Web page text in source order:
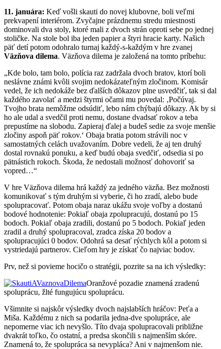
11. januára: Keď vošli skauti do novej klubovne, boli veľmi
prekvapení interiérom. Zvyčajne prázdnemu stredu miestnosti
dominovali dva stoly, ktoré mali z dvoch strán oproti sebe po jednej
stoličke. Na stole bol iba jeden papier a štyri hracie karty. Našich
päť detí potom odohralo turnaj každý-s-každým v hre zvanej
Väzňova dilema. Väzňova dilema je založená na tomto príbehu:
„Kde bolo, tam bolo, polícia raz zadržala dvoch bratov, ktorí boli
neslávne známi kvôli svojim nedokázateľným zločinom. Komisár
vedel, že ich nedokáže bez ďalších dôkazov plne usvedčiť, tak si dal
každého zavolať a medzi štyrmi očami mu povedal: ‚Počúvaj.
Tvojho brata nemôžme odsúdiť, lebo nám chýbajú dôkazy. Ak by si
ho ale udal a svedčil proti nemu, dostane dvadsať rokov a teba
prepustíme na slobodu. Zapieraj ďalej a budeš sedie za svoje menšie
zločiny aspoň päť rokov.‘ Obaja bratia potom strávili noc v
samostatných celách uvažovaním. Dobre vedeli, že aj ten druhý
dostal rovnakú ponuku, a keď budú obaja svedčiť, odsedia si po
pätnástich rokoch. Škoda, že nedostali možnosť dohovoriť sa
vopred…“
V hre Väzňova dilema hrá každý za jedného väzňa. Bez možnosti
komunikovať s tým druhým si vyberie, či ho zradí, alebo bude
spolupracovať. Potom obaja naraz ukážu svoje voľby a dostanú
bodové hodnotenie: Pokiaľ obaja zpolupracujú, dostanú po 15
bodoch. Pokiaľ obaja zradili, dostanú po 5 bodoch. Pokiaľ jeden
zradil a druhý spolupracoval, zradca získa 20 bodov a
spolupracujúci 0 bodov. Odohrá sa desať rýchlych kôl a potom si
vystriedajú partnerov. Cieľom hry je získať čo najviac bodov.
Prv, než si povieme hocičo o stratégii, pozrite sa na ich výsledky:
Oranžové pozadie znamená zradenú
spoluprácu, žlté fungujúcu spoluprácu.
Všimnite si najskôr výsledky dvoch najslabších hráčov: Peťa a
Miša. Každému z nich sa podarila jedna-dve spolupráce, ale
nepomerne viac ich nevyšlo. Títo dvaja spolupracovali približne
dvakrát toľko, čo ostatní, a predsa skončili s najmenším skóre.
Znamená to, že spolupráca sa nevypláca? Ani v najmenšom nie.